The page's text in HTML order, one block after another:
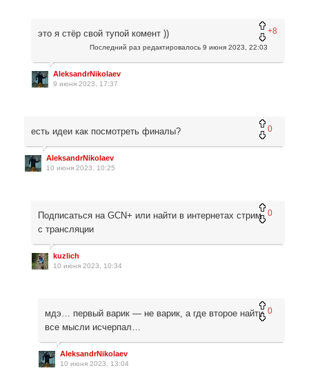
+8
это я стёр свой тупой комент ))
Последний раз редактировалось 9 июня 2023, 22:03
AleksandrNikolaev
9 июня 2023, 17:37
0
есть идеи как посмотреть финалы?
AleksandrNikolaev
10 июня 2023, 10:25
0
Подписаться на GCN+ или найти в интернетах стрим
с трансляции
kuzlich
10 июня 2023, 10:34
0
мдэ… первый варик — не варик, а где второе найти
все мысли исчерпал…
AleksandrNikolaev
10 июня 2023, 13:04